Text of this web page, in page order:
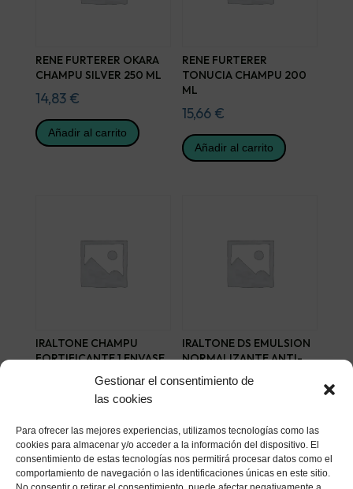
Gestionar el consentimiento de
las cookies
Para ofrecer las mejores experiencias, utilizamos tecnologías como las
cookies para almacenar y/o acceder a la información del dispositivo. El
consentimiento de estas tecnologías nos permitirá procesar datos como el
comportamiento de navegación o las identificaciones únicas en este sitio.
RENE FURTERER OKARA
CHAMPU SILVER 250 ML
14,83 €
Añadir al carrito
RENE FURTERER
TONUCIA CHAMPU 200
ML
15,66 €
Añadir al carrito
IRALTONE CHAMPU
FORTIFICANTE 1 ENVASE
Añadir al carrito
IRALTONE DS EMULSION
NORMALIZANTE ANTI-
ESCAMAS 30 ML
Añadir al carrito